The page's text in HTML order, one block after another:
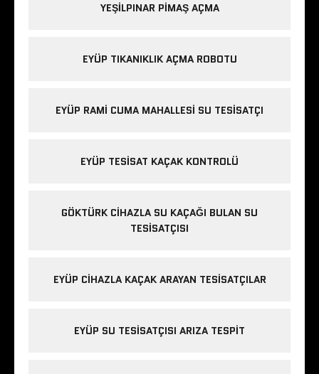
YEŞILPINAR PIMAŞ AÇMA
EYÜP TIKANIKLIK AÇMA ROBOTU
EYÜP RAMI CUMA MAHALLESI SU TESISATÇI
EYÜP TESISAT KAÇAK KONTROLÜ
GÖKTÜRK CIHAZLA SU KAÇAĞI BULAN SU
TESISATÇISI
EYÜP CIHAZLA KAÇAK ARAYAN TESISATÇILAR
EYÜP SU TESISATÇISI ARIZA TESPIT